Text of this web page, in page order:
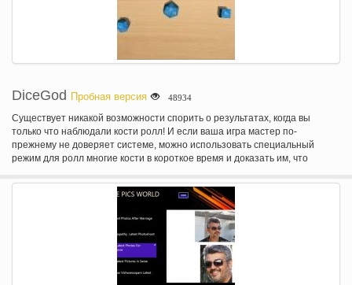
DiceGod Пробная версия 48934
Существует никакой возможности спорить о результатах, когда вы
только что наблюдали кости ролл! И если ваша игра мастер по-
прежнему не доверяет системе, можно использовать специальный
режим для ролл многие кости в короткое время и доказать им, что